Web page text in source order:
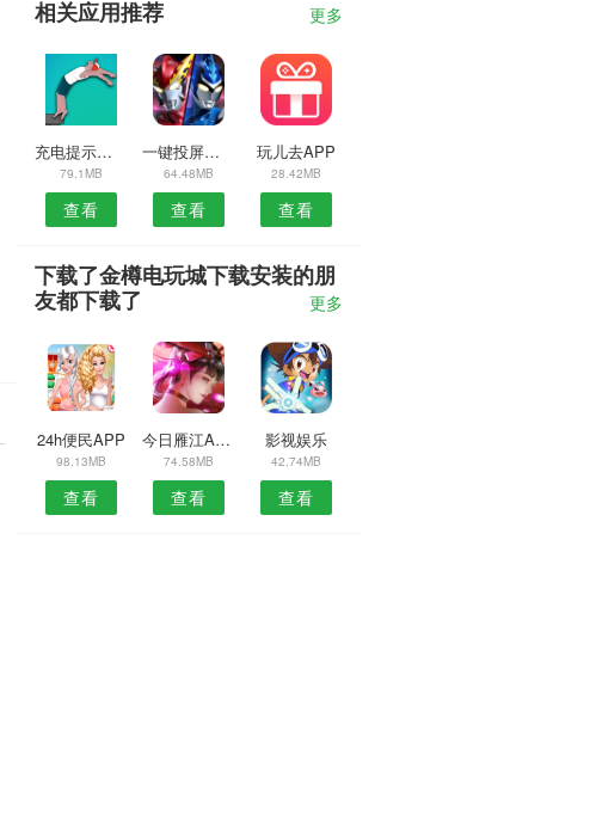
相关应用推荐 更多
充电提示音管家安卓版
79.1MB
查看
一键投屏助手APP
64.48MB
查看
玩儿去APP
28.42MB
查看
下载了金樽电玩城下载安装的朋
友都下载了
更多
24h便民APP
98.13MB
查看
今日雁江APP
74.58MB
查看
影视娱乐
42.74MB
查看